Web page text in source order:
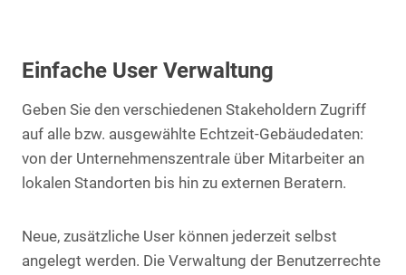
Einfache User Verwaltung
Geben Sie den verschiedenen Stakeholdern Zugriff
auf alle bzw. ausgewählte Echtzeit-Gebäudedaten:
von der Unternehmenszentrale über Mitarbeiter an
lokalen Standorten bis hin zu externen Beratern.
Neue, zusätzliche User können jederzeit selbst
angelegt werden. Die Verwaltung der Benutzerrechte